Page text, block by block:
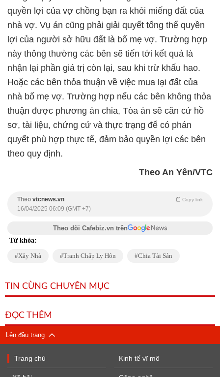
quyền lợi của vợ chồng bạn ra khỏi miếng đất của
nhà vợ. Vụ án cũng phải giải quyết tổng thể quyền
lợi của người sở hữu đất là bố mẹ vợ. Trường hợp
này thông thường các bên sẽ tiến tới kết quả là
nhận lại phần giá trị còn lại, sau khi trừ khấu hao.
Hoặc các bên thỏa thuận về việc mua lại đất của
nhà bố mẹ vợ. Trường hợp nếu các bên không thỏa
thuận được phương án chia, Tòa án sẽ căn cứ hồ
sơ, tài liệu, chứng cứ và thực trạng để có phán
quyết phù hợp thực tế, đảm bảo quyền lợi các bên
theo quy định.
Theo An Yên/VTC
Theo vtcnews.vn Copy link
16/04/2025 06:09 (GMT +7)
Theo dõi Cafebiz.vn trên
Từ khóa:
Xây Nhà Tranh Chấp Ly Hôn Chia Tài Sản
TIN CÙNG CHUYÊN MỤC
ĐỌC THÊM
Lên đầu trang
Trang chủ Kinh tế vĩ mô